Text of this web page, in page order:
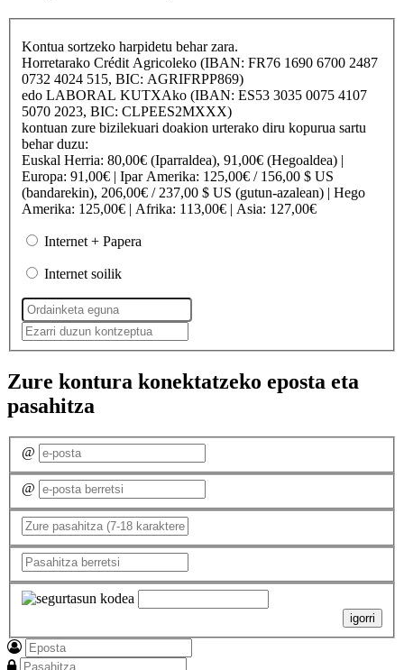
Kontua sortzeko harpidetu behar zara.
Horretarako Crédit Agricoleko (IBAN: FR76 1690 6700 2487
0732 4024 515, BIC: AGRIFRPP869)
edo LABORAL KUTXAko (IBAN: ES53 3035 0075 4107
5070 2023, BIC: CLPEES2MXXX)
kontuan zure bizilekuari doakion urterako diru kopurua sartu
behar duzu:
Euskal Herria: 80,00€ (Iparraldea), 91,00€ (Hegoaldea) |
Europa: 91,00€ | Ipar Amerika: 125,00€ / 156,00 $ US
(bandarekin), 206,00€ / 237,00 $ US (gutun-azalean) | Hego
Amerika: 125,00€ | Afrika: 113,00€ | Asia: 127,00€
Internet + Papera
Internet soilik
Zure kontura konektatzeko eposta eta
pasahitza
@
@
igorri